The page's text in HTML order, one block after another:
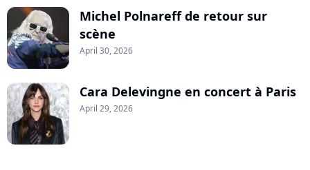
Michel Polnareff de retour sur
scène
April 30, 2026
Cara Delevingne en concert à Paris
April 29, 2026